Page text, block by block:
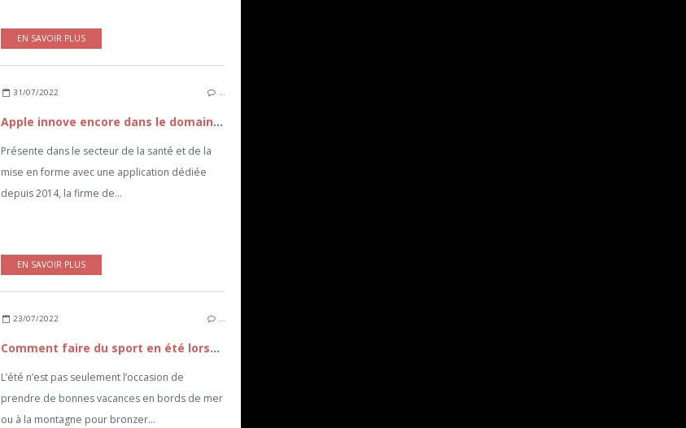
EN SAVOIR PLUS
31/07/2022 …
Apple innove encore dans le domaine de la santé
Présente dans le secteur de la santé et de la
mise en forme avec une application dédiée
depuis 2014, la firme de...
EN SAVOIR PLUS
23/07/2022 …
Comment faire du sport en été lorsqu’il fait très chaud ?
L’été n’est pas seulement l’occasion de
prendre de bonnes vacances en bords de mer
ou à la montagne pour bronzer...